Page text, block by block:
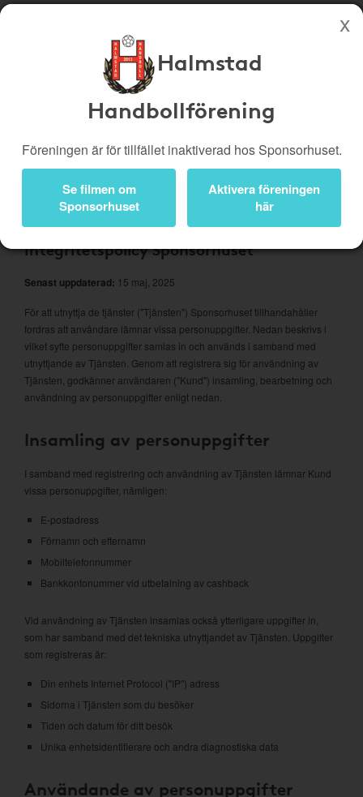
Köp genom denna sida stöttar Halmstad Handbollförening
Kampanjer
Bli medlem
Logga in
Halmstad
Handbollförening
Föreningen är för tillfället inaktiverad hos Sponsorhuset.
Se filmen om
Sponsorhuset
Aktivera föreningen
här
Om Sponsorhuset
Integritetspolicy Sponsorhuset
Senast uppdaterad: 15 maj, 2025
För att utnyttja de tjänster ("Tjänsten") Sponsorhuset tillhandahåller
fordras att användare lämnar vissa personuppgifter. Nedan beskrivs i
vilket syfte personuppgifter samlas in och används i samband med
utnyttjande av Tjänsten. Genom att registrera sig för användning av
Tjänsten, godkänner användaren ("Kund") insamling, bearbetning och
användning av personuppgifter enligt nedan.
Insamling av personuppgifter
I samband med registrering och användning av Tjänsten lämnar Kund
vissa personuppgifter, nämligen:
E-postadress
Förnamn och efternamn
Mobiltelefonnummer
Bankkontonummer vid utbetalning av cashback
Vid användning av Tjänsten insamlas också ytterligare uppgifter in,
som har samband med det tekniska utnyttjandet av Tjänsten. Uppgifter
som registreras är:
Din enhets Internet Protocol ("IP") adress
Sidorna i Tjänsten som du besöker
Tiden och datum för ditt besök
Unika enhetsidentifierare och andra diagnostiska data
Användande av personuppgifter